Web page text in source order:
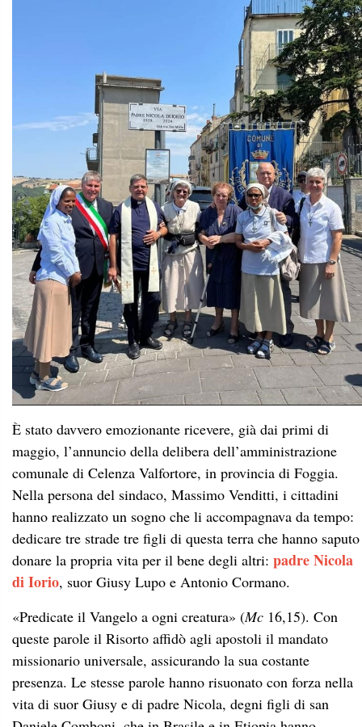
È stato davvero emozionante ricevere, già dai primi di
maggio, l’annuncio della delibera dell’amministrazione
comunale di Celenza Valfortore, in provincia di Foggia.
Nella persona del sindaco, Massimo Venditti, i cittadini
hanno realizzato un sogno che li accompagnava da tempo:
dedicare tre strade tre figli di questa terra che hanno saputo
donare la propria vita per il bene degli altri: padre Nicola
di Iorio, suor Giusy Lupo e Antonio Cormano.
«Predicate il Vangelo a ogni creatura» (Mc 16,15). Con
queste parole il Risorto affidò agli apostoli il mandato
missionario universale, assicurando la sua costante
presenza. Le stesse parole hanno risuonato con forza nella
vita di suor Giusy e di padre Nicola, degni figli di san